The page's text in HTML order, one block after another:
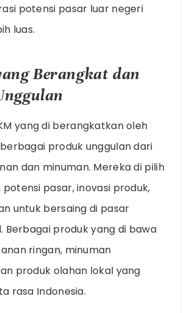
potensi pasar luar negeri
luas.
Berangkat dan
yang di berangkatkan oleh
produk unggulan dari
dan minuman. Mereka di pilih
pasar, inovasi produk,
untuk bersaing di pasar
Berbagai produk yang di bawa
ringan, minuman
produk olahan lokal yang
rasa Indonesia.